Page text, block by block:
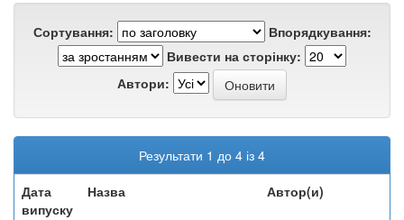
Сортування:
Впорядкування:
Вивести на сторінку:
Автори:
Результати 1 до 4 із 4
Дата
випуску
Назва Автор(и)